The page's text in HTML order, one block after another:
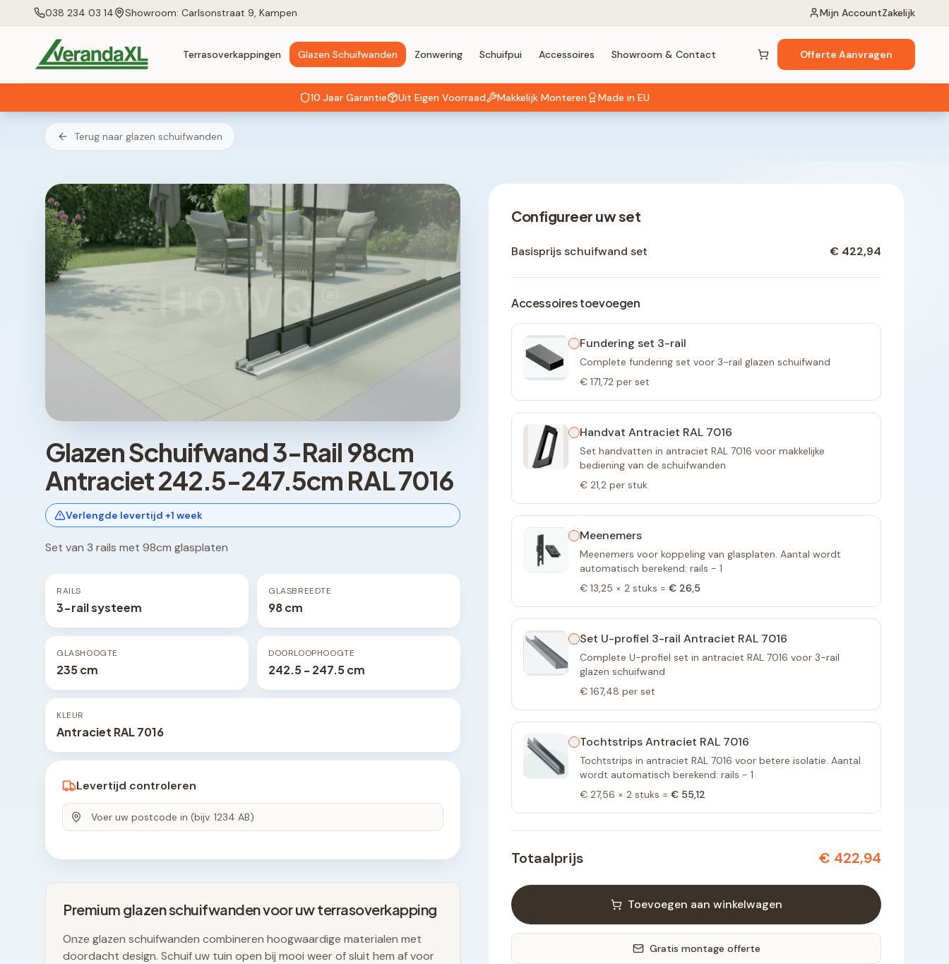
038 234 03 14 Showroom: Carlsonstraat 9, Kampen Mijn AccountZakelijk
Terrasoverkappingen Glazen Schuifwanden Zonwering Schuifpui Accessoires Showroom & Contact Winkelwagen (0items)
Offerte Aanvragen
10 Jaar Garantie Uit Eigen Voorraad Makkelijk Monteren Made in EU
Terug naar glazen schuifwanden
HOWQ®
Glazen Schuifwand 3-Rail 98cm
Antraciet 242.5-247.5cm RAL 7016
Verlengde levertijd +1 week
Set van 3 rails met 98cm glasplaten
RAILS
3-rail systeem
GLASBREEDTE
98 cm
GLASHOOGTE
235 cm
DOORLOOPHOOGTE
242.5 - 247.5 cm
KLEUR
Antraciet RAL 7016
Levertijd controleren
Premium glazen schuifwanden voor uw terrasoverkapping
Onze glazen schuifwanden combineren hoogwaardige materialen met
doordacht design. Schuif uw tuin open bij mooi weer of sluit hem af voor
Configureer uw set
Basisprijs schuifwand set € 422,94
Accessoires toevoegen
Fundering set 3-rail
Complete fundering set voor 3-rail glazen schuifwand
€ 171,72 per set
Handvat Antraciet RAL 7016
Set handvatten in antraciet RAL 7016 voor makkelijke
bediening van de schuifwanden
€ 21,2 per stuk
Meenemers
Meenemers voor koppeling van glasplaten. Aantal wordt
automatisch berekend: rails - 1
€ 13,25 × 2 stuks = € 26,5
Set U-profiel 3-rail Antraciet RAL 7016
Complete U-profiel set in antraciet RAL 7016 voor 3-rail
glazen schuifwand
€ 167,48 per set
Tochtstrips Antraciet RAL 7016
Tochtstrips in antraciet RAL 7016 voor betere isolatie. Aantal
wordt automatisch berekend: rails - 1
€ 27,56 × 2 stuks = € 55,12
Totaalprijs € 422,94
Toevoegen aan winkelwagen
Gratis montage offerte